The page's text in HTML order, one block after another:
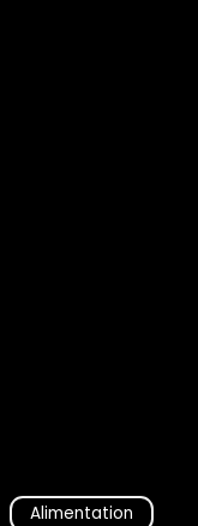
Alimentation